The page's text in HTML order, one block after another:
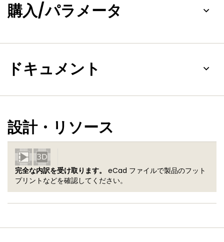
購入/パラメータ
ドキュメント
設計・リソース
完全な内訳を受け取ります。
eCad ファイルで製品のフット
プリントなどを確認してください。